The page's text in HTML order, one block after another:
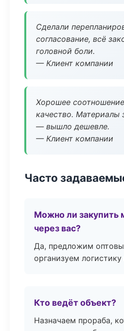
Сделали
согласование, всё
головной боли.
— Клиент компании
Хорошее
качество. Материалы
— вышло дешевле.
— Клиент компании
Часто
Можно ли закупить
через вас?
Да, предложим
организуем логистику
Кто ведёт объект?
Назначаем прораба,